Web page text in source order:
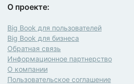
О проекте:
Big Book для пользователей
Big Book для бизнеса
Обратная связь
Информационное партнерство
О компании
Пользовательское соглашение